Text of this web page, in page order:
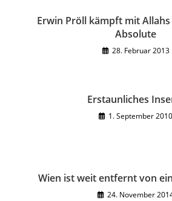
Erwin Pröll kämpft mit Allahs
Absolute
28. Februar 2013
Erstaunliches
1. September 2010
Wien ist weit entfernt von
24. November